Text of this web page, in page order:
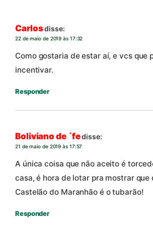
Carlosdisse:
22 de maio de 2019 às 17:32
Como gostaria de estar aí, e vcs que
incentivar.
Responder
Boliviano de ´fedisse:
21 de maio de 2019 às 17:57
A única coisa que não aceito é
casa, é hora de lotar pra mostrar que
Castelão do Maranhão é o tubarão!
Responder